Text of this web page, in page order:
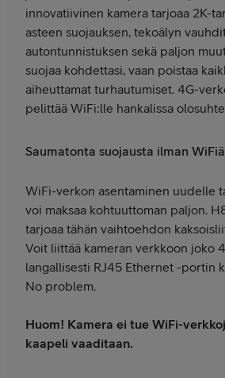
innovatiivinen kamera tarjoaa 2K-
asteen suojauksen, tekoälyn
autontunnistuksen sekä paljon
suojaa kohdettasi, vaan poistaa
aiheuttamat turhautumiset. 4G-
pelittää WiFi:lle hankalissa
Saumatonta suojausta ilman WiFiä
WiFi-verkon asentaminen uudelle
voi maksaa kohtuuttoman paljon.
tarjoaa tähän vaihtoehdon
Voit liittää kameran verkkoon joko
langallisesti RJ45 Ethernet -portin
No problem.
Huom! Kamera ei tue WiFi-
kaapeli vaaditaan.